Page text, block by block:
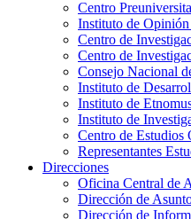
Centro
Instituto de
Centro de
Centro de
Consejo Nacional
Instituto de
Instituto de
Instituto de
Centro de Estudios
Representantes
Direcciones
Oficina Central de
Dirección de
Dirección de